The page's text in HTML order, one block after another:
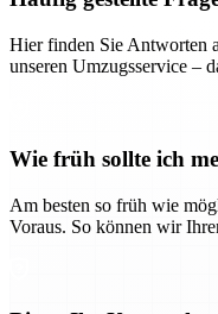
Hier finden Sie Antworten
unseren Umzugsservice –
Wie früh sollte ich
Am besten so früh wie
Voraus. So können wir